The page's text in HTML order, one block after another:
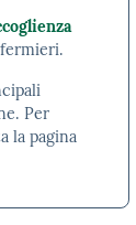
Per
la pagina